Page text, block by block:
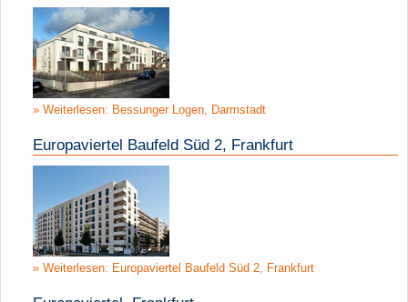
Weiterlesen: Bessunger Logen, Darmstadt
Europaviertel Baufeld Süd 2, Frankfurt
Weiterlesen: Europaviertel Baufeld Süd 2, Frankfurt